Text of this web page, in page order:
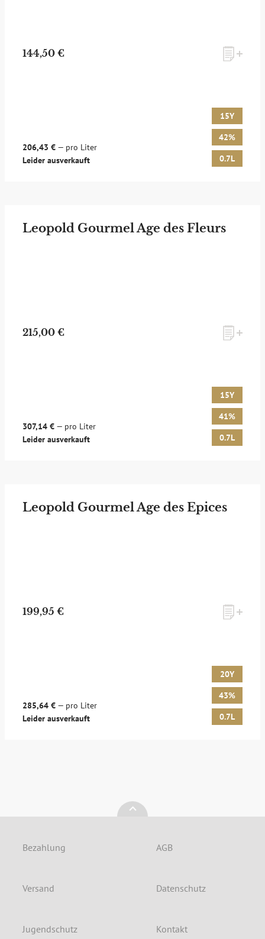
144,50 €
206,43 € — pro Liter
Leider ausverkauft
15Y
42%
0.7L
Leopold Gourmel Age des Fleurs
215,00 €
307,14 € — pro Liter
Leider ausverkauft
15Y
41%
0.7L
Leopold Gourmel Age des Epices
199,95 €
285,64 € — pro Liter
Leider ausverkauft
20Y
43%
0.7L
Bezahlung
Versand
AGB
Datenschutz
Jugendschutz Kontakt